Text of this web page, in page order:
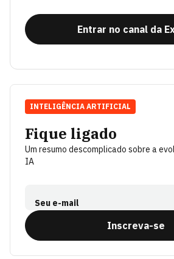
Entrar no canal da
Fique ligado
Um resumo descomplicado sobre a
IA
Seu e-mail
Inscreva-se
INTELIGÊNCIA ARTIFICIAL